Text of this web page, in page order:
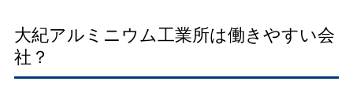
大紀アルミニウム工業所は働きやすい会
社？